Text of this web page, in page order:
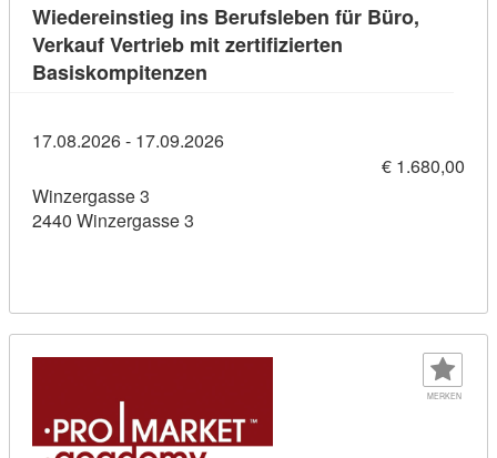
Wiedereinstieg ins Berufsleben für Büro,
Verkauf Vertrieb mit zertifizierten
Basiskompitenzen
17.08.2026 - 17.09.2026
€ 1.680,00
Winzergasse 3
2440 Winzergasse 3
MERKEN